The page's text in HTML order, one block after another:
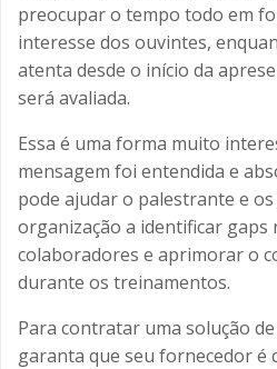
preocupar o tempo todo em
interesse dos ouvintes,
atenta desde o início da
será avaliada.
Essa é uma forma muito
mensagem foi entendida e
pode ajudar o palestrante e
organização a identificar gaps
colaboradores e aprimorar o
durante os treinamentos.
Para contratar uma solução
garanta que seu fornecedor é